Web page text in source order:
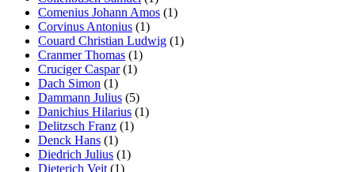
Comenius Johann Amos (1)
Corvinus Antonius (1)
Couard Christian Ludwig (1)
Cranmer Thomas (1)
Cruciger Caspar(1)
Dach Simon (1)
Dammann Julius (5)
Danichius Hilarius (1)
Delitzsch Franz (1)
Denck Hans (1)
Diedrich Julius (1)
Dieterich Veit (1)